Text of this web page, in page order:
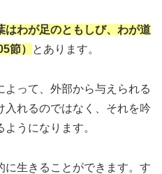
はわが足のともしび、わが道
節）
とあります。
って、外部から与えられる
入れるのではなく、それを吟
うになります。
に生きることができます。す